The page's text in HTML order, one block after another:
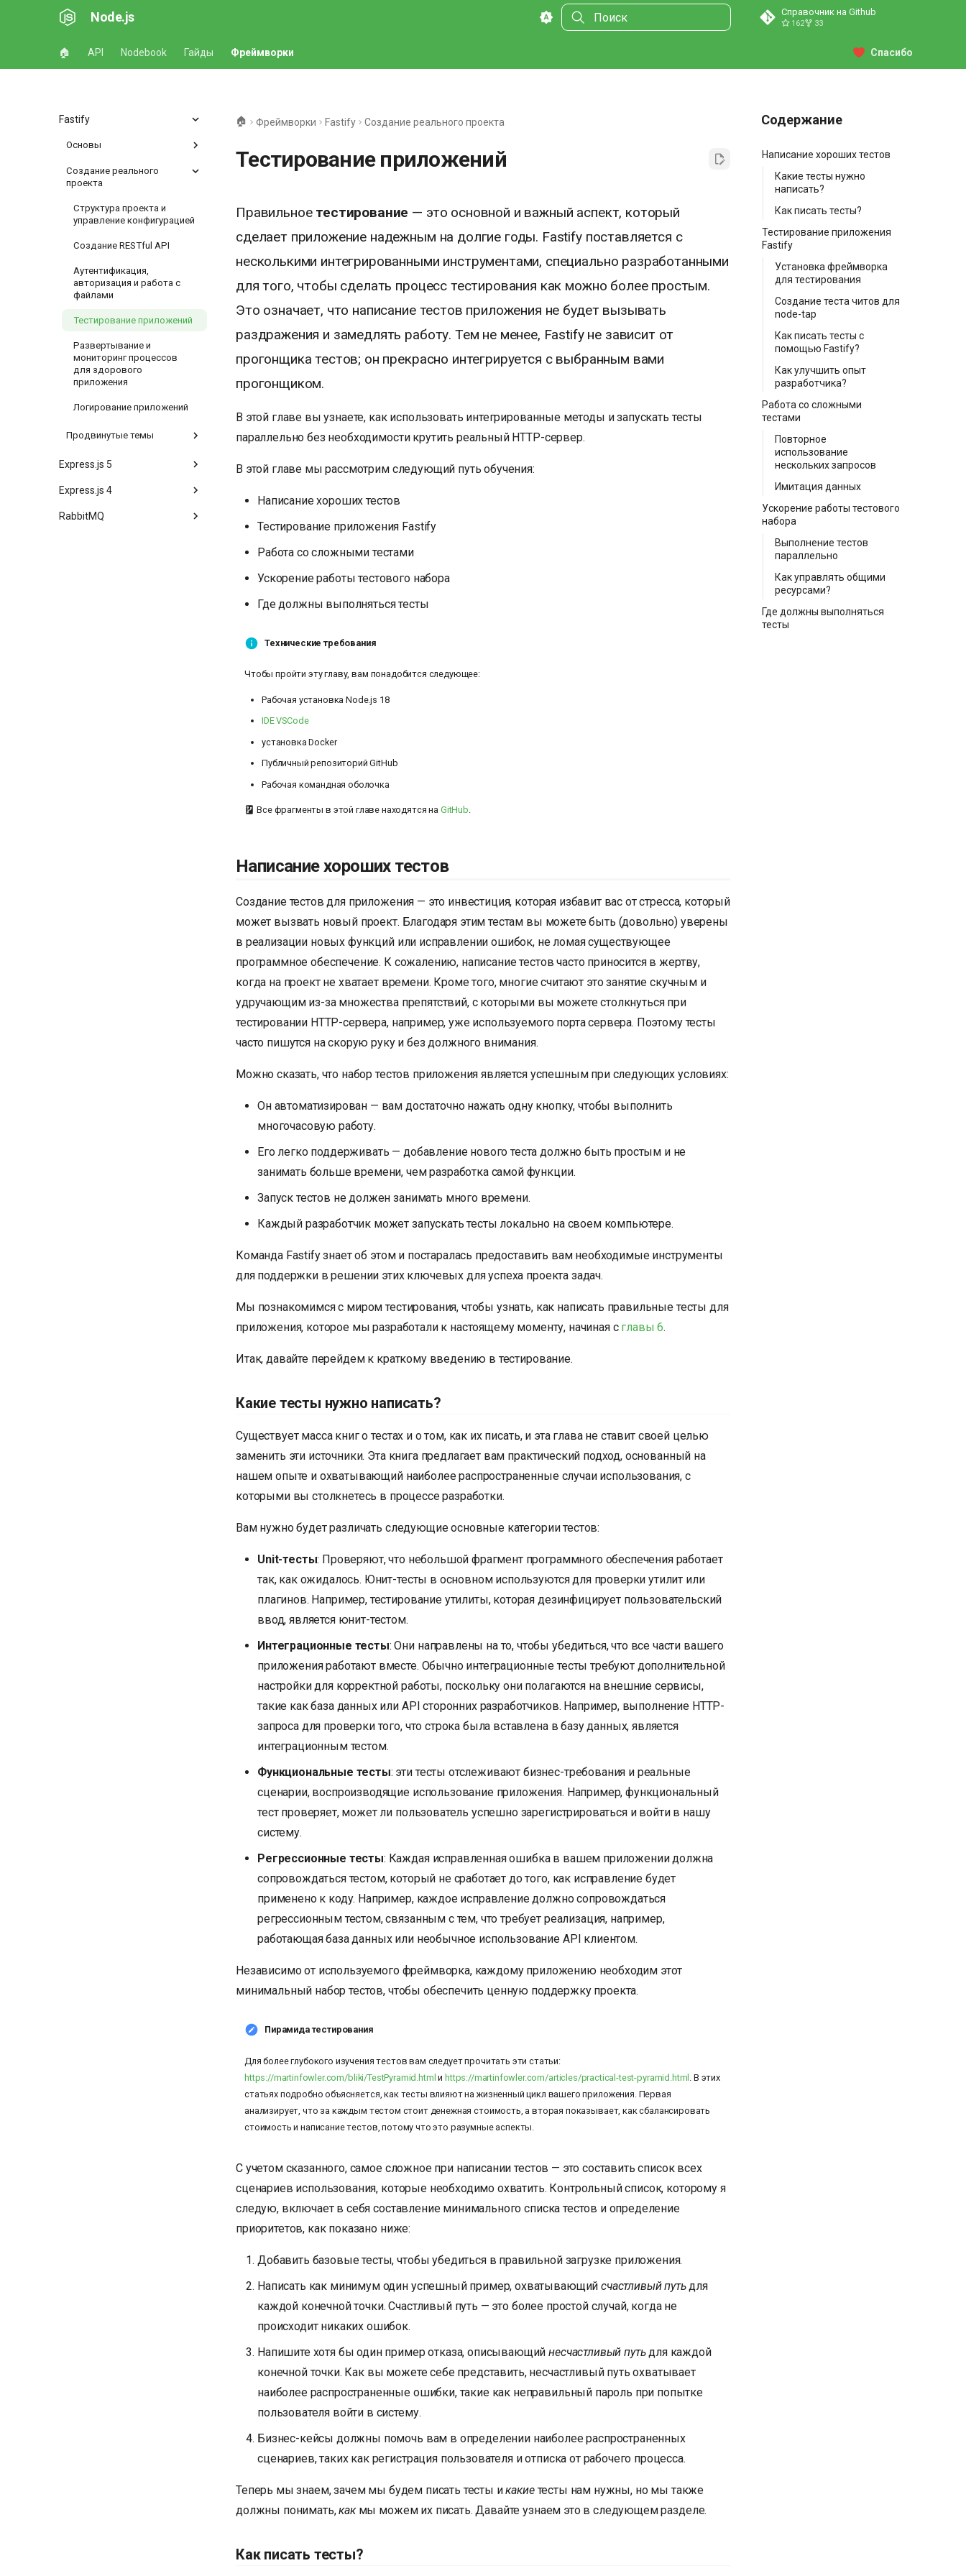
Node.js Справочник на Github
162 33
🏠 API Nodebook Гайды Фреймворки Спасибо
Fastify
Основы
Создание реального
проекта
Структура проекта и
управление конфигурацией
Создание RESTful API
Аутентификация,
авторизация и работа с
файлами
Тестирование приложений
Развертывание и
мониторинг процессов
для здорового
приложения
Логирование приложений
Продвинутые темы
Express.js 5
Express.js 4
RabbitMQ
Содержание
Написание хороших тестов
Какие тесты нужно
написать?
Как писать тесты?
Тестирование приложения
Fastify
Установка фреймворка
для тестирования
Создание теста читов для
node-tap
Как писать тесты с
помощью Fastify?
Как улучшить опыт
разработчика?
Работа со сложными
тестами
Повторное
использование
нескольких запросов
Имитация данных
Ускорение работы тестового
набора
Выполнение тестов
параллельно
Как управлять общими
ресурсами?
Где должны выполняться
тесты
🏠 Фреймворки Fastify Создание реального проекта
Тестирование приложений
Правильное тестирование — это основной и важный аспект, который
сделает приложение надежным на долгие годы. Fastify поставляется с
несколькими интегрированными инструментами, специально разработанными
для того, чтобы сделать процесс тестирования как можно более простым.
Это означает, что написание тестов приложения не будет вызывать
раздражения и замедлять работу. Тем не менее, Fastify не зависит от
прогонщика тестов; он прекрасно интегрируется с выбранным вами
прогонщиком.
В этой главе вы узнаете, как использовать интегрированные методы и запускать тесты
параллельно без необходимости крутить реальный HTTP-сервер.
В этой главе мы рассмотрим следующий путь обучения:
Написание хороших тестов
Тестирование приложения Fastify
Работа со сложными тестами
Ускорение работы тестового набора
Где должны выполняться тесты
Технические требования
Чтобы пройти эту главу, вам понадобится следующее:
Рабочая установка Node.js 18
IDE VSCode
установка Docker
Публичный репозиторий GitHub
Рабочая командная оболочка
Все фрагменты в этой главе находятся на GitHub.
Написание хороших тестов
Создание тестов для приложения — это инвестиция, которая избавит вас от стресса, который
может вызвать новый проект. Благодаря этим тестам вы можете быть (довольно) уверены
в реализации новых функций или исправлении ошибок, не ломая существующее
программное обеспечение. К сожалению, написание тестов часто приносится в жертву,
когда на проект не хватает времени. Кроме того, многие считают это занятие скучным и
удручающим из-за множества препятствий, с которыми вы можете столкнуться при
тестировании HTTP-сервера, например, уже используемого порта сервера. Поэтому тесты
часто пишутся на скорую руку и без должного внимания.
Можно сказать, что набор тестов приложения является успешным при следующих условиях:
Он автоматизирован — вам достаточно нажать одну кнопку, чтобы выполнить
многочасовую работу.
Его легко поддерживать — добавление нового теста должно быть простым и не
занимать больше времени, чем разработка самой функции.
Запуск тестов не должен занимать много времени.
Каждый разработчик может запускать тесты локально на своем компьютере.
Команда Fastify знает об этом и постаралась предоставить вам необходимые инструменты
для поддержки в решении этих ключевых для успеха проекта задач.
Мы познакомимся с миром тестирования, чтобы узнать, как написать правильные тесты для
приложения, которое мы разработали к настоящему моменту, начиная с главы 6.
Итак, давайте перейдем к краткому введению в тестирование.
Какие тесты нужно написать?
Существует масса книг о тестах и о том, как их писать, и эта глава не ставит своей целью
заменить эти источники. Эта книга предлагает вам практический подход, основанный на
нашем опыте и охватывающий наиболее распространенные случаи использования, с
которыми вы столкнетесь в процессе разработки.
Вам нужно будет различать следующие основные категории тестов:
Unit-тесты: Проверяют, что небольшой фрагмент программного обеспечения работает
так, как ожидалось. Юнит-тесты в основном используются для проверки утилит или
плагинов. Например, тестирование утилиты, которая дезинфицирует пользовательский
ввод, является юнит-тестом.
Интеграционные тесты: Они направлены на то, чтобы убедиться, что все части вашего
приложения работают вместе. Обычно интеграционные тесты требуют дополнительной
настройки для корректной работы, поскольку они полагаются на внешние сервисы,
такие как база данных или API сторонних разработчиков. Например, выполнение HTTP-
запроса для проверки того, что строка была вставлена в базу данных, является
интеграционным тестом.
Функциональные тесты: эти тесты отслеживают бизнес-требования и реальные
сценарии, воспроизводящие использование приложения. Например, функциональный
тест проверяет, может ли пользователь успешно зарегистрироваться и войти в нашу
систему.
Регрессионные тесты: Каждая исправленная ошибка в вашем приложении должна
сопровождаться тестом, который не сработает до того, как исправление будет
применено к коду. Например, каждое исправление должно сопровождаться
регрессионным тестом, связанным с тем, что требует реализация, например,
работающая база данных или необычное использование API клиентом.
Независимо от используемого фреймворка, каждому приложению необходим этот
минимальный набор тестов, чтобы обеспечить ценную поддержку проекта.
Пирамида тестирования
Для более глубокого изучения тестов вам следует прочитать эти статьи:
https://martinfowler.com/bliki/TestPyramid.html иhttps://martinfowler.com/articles/practical-test-pyramid.html . В этих
статьях подробно объясняется, как тесты влияют на жизненный цикл вашего приложения. Первая
анализирует, что за каждым тестом стоит денежная стоимость, а вторая показывает, как сбалансировать
стоимость и написание тестов, потому что это разумные аспекты.
С учетом сказанного, самое сложное при написании тестов — это составить список всех
сценариев использования, которые необходимо охватить. Контрольный список, которому я
следую, включает в себя составление минимального списка тестов и определение
приоритетов, как показано ниже:
Добавить базовые тесты, чтобы убедиться в правильной загрузке приложения.
Написать как минимум один успешный пример, охватывающийсчастливый путьдля
каждой конечной точки. Счастливый путь — это более простой случай, когда не
происходит никаких ошибок.
Напишите хотя бы один пример отказа, описывающийнесчастливый путьдля каждой
конечной точки. Как вы можете себе представить, несчастливый путь охватывает
наиболее распространенные ошибки, такие как неправильный пароль при попытке
пользователя войти в систему.
Бизнес-кейсы должны помочь вам в определении наиболее распространенных
сценариев, таких как регистрация пользователя и отписка от рабочего процесса.
Теперь мы знаем, зачем мы будем писать тесты икакиетесты нам нужны, но мы также
должны понимать,какмы можем их писать. Давайте узнаем это в следующем разделе.
Как писать тесты?